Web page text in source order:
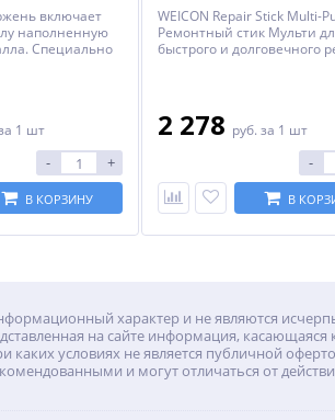
включает
наполненную
Специально
1 шт
- +
В КОРЗИНУ
WEICON Repair Stick Multi-
Ремонтный стик Мульти
быстрого и долговечного
2 278 руб. за 1 шт
-
В
характер и не являются
на сайте информация,
условиях не является публичной
и могут отличаться от